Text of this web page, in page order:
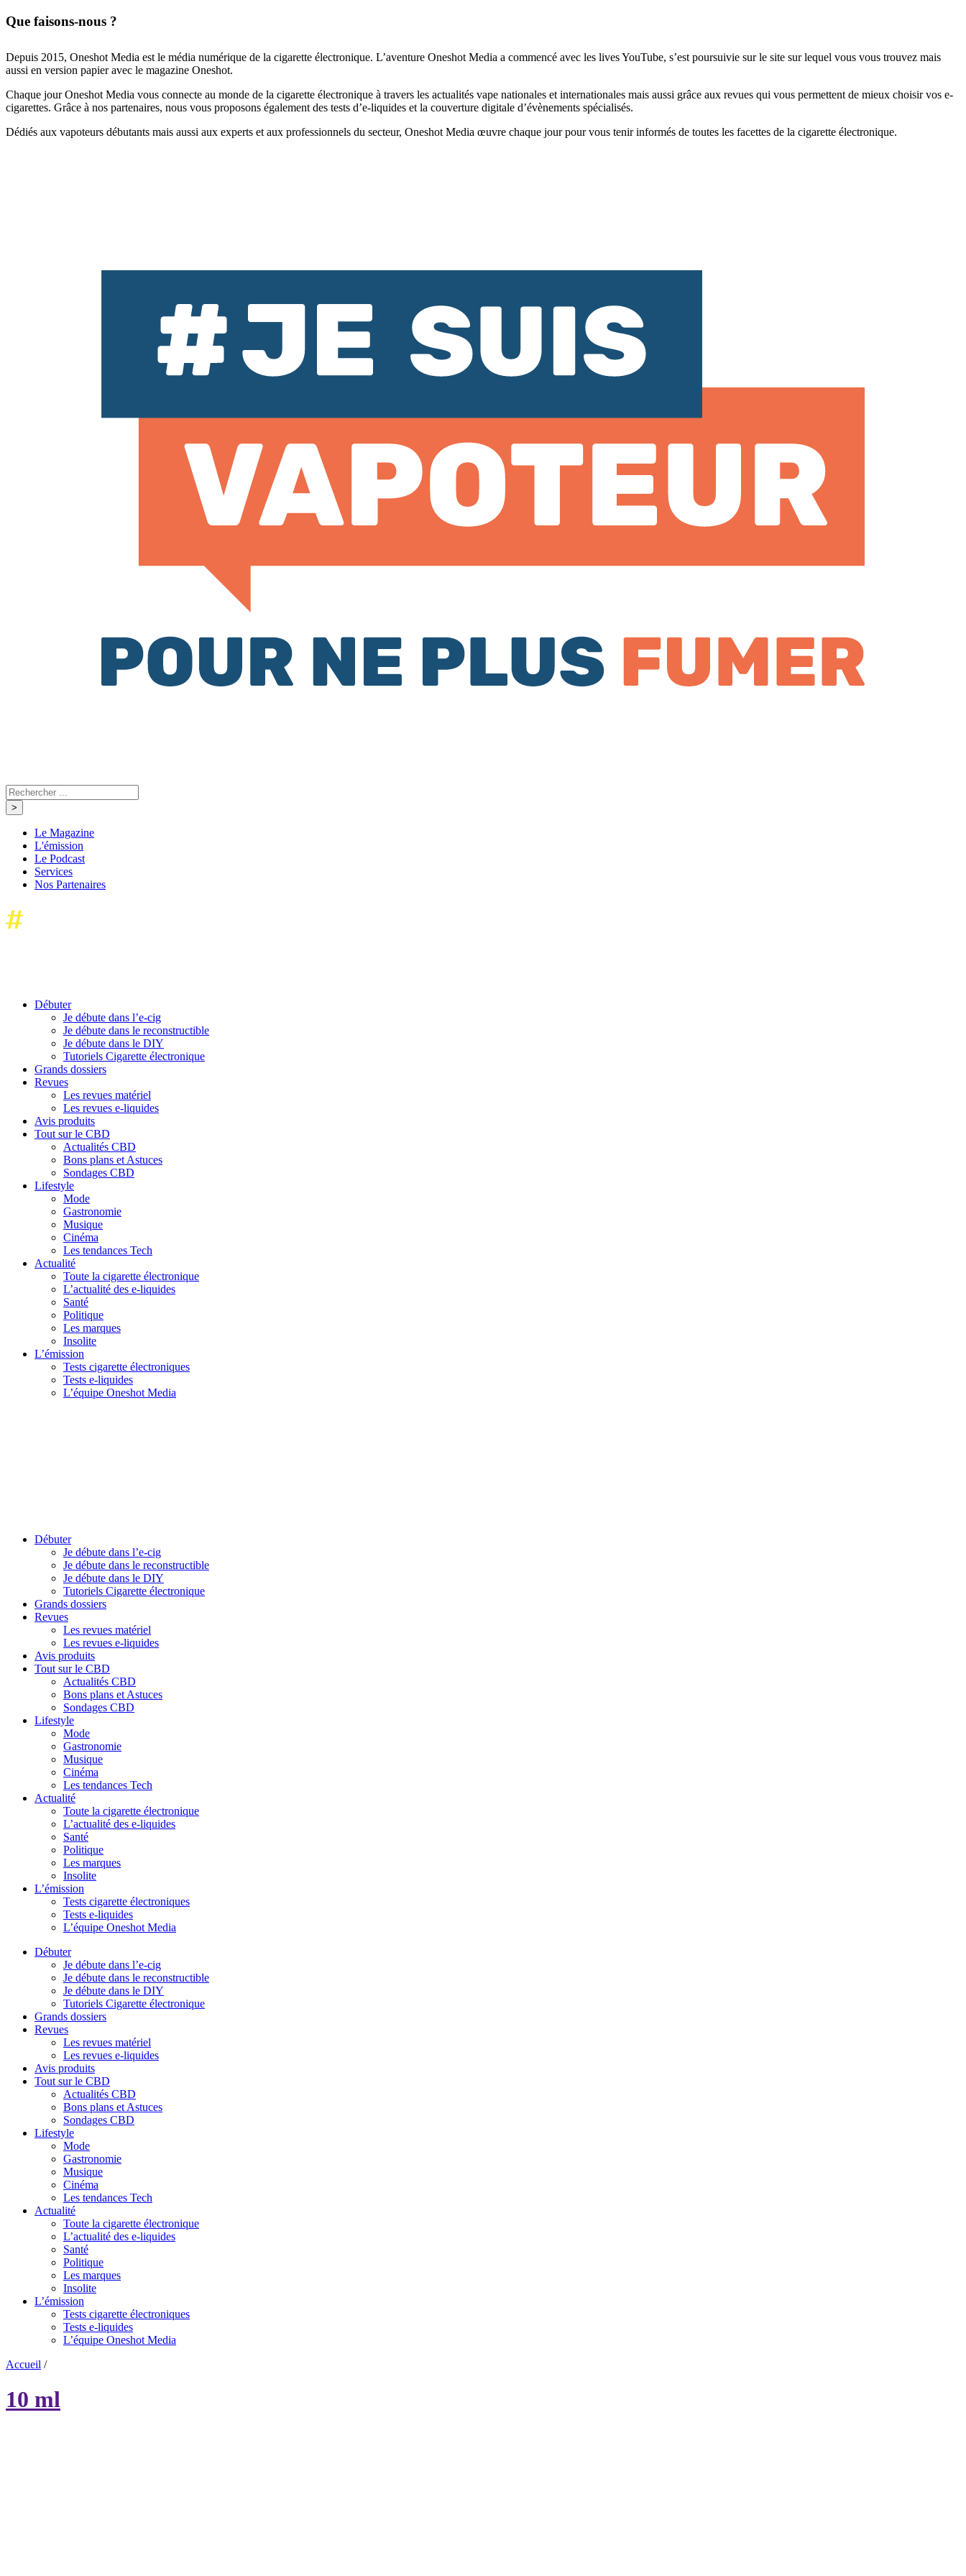
Que faisons-nous ?
Depuis 2015, Oneshot Media est le média numérique de la cigarette électronique. L’aventure Oneshot Media a commencé avec les lives YouTube, s’est poursuivie sur le site sur lequel vous vous trouvez mais
aussi en version papier avec le magazine Oneshot.
Chaque jour Oneshot Media vous connecte au monde de la cigarette électronique à travers les actualités vape nationales et internationales mais aussi grâce aux revues qui vous permettent de mieux choisir vos e-
cigarettes. Grâce à nos partenaires, nous vous proposons également des tests d’e-liquides et la couverture digitale d’évènements spécialisés.
Dédiés aux vapoteurs débutants mais aussi aux experts et aux professionnels du secteur, Oneshot Media œuvre chaque jour pour vous tenir informés de toutes les facettes de la cigarette électronique.
Le Magazine
L'émission
Le Podcast
Services
Nos Partenaires
Débuter
Je débute dans l’e-cig
Je débute dans le reconstructible
Je débute dans le DIY
Tutoriels Cigarette électronique
Grands dossiers
Revues
Les revues matériel
Les revues e-liquides
Avis produits
Tout sur le CBD
Actualités CBD
Bons plans et Astuces
Sondages CBD
Lifestyle
Mode
Gastronomie
Musique
Cinéma
Les tendances Tech
Actualité
Toute la cigarette électronique
L’actualité des e-liquides
Santé
Politique
Les marques
Insolite
L’émission
Tests cigarette électroniques
Tests e-liquides
L’équipe Oneshot Media
Débuter
Je débute dans l’e-cig
Je débute dans le reconstructible
Je débute dans le DIY
Tutoriels Cigarette électronique
Grands dossiers
Revues
Les revues matériel
Les revues e-liquides
Avis produits
Tout sur le CBD
Actualités CBD
Bons plans et Astuces
Sondages CBD
Lifestyle
Mode
Gastronomie
Musique
Cinéma
Les tendances Tech
Actualité
Toute la cigarette électronique
L’actualité des e-liquides
Santé
Politique
Les marques
Insolite
L’émission
Tests cigarette électroniques
Tests e-liquides
L’équipe Oneshot Media
Débuter
Je débute dans l’e-cig
Je débute dans le reconstructible
Je débute dans le DIY
Tutoriels Cigarette électronique
Grands dossiers
Revues
Les revues matériel
Les revues e-liquides
Avis produits
Tout sur le CBD
Actualités CBD
Bons plans et Astuces
Sondages CBD
Lifestyle
Mode
Gastronomie
Musique
Cinéma
Les tendances Tech
Actualité
Toute la cigarette électronique
L’actualité des e-liquides
Santé
Politique
Les marques
Insolite
L’émission
Tests cigarette électroniques
Tests e-liquides
L’équipe Oneshot Media
Accueil /
10 ml